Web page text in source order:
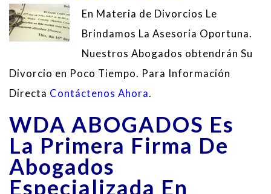
En Materia de Divorcios Le
Brindamos La Asesoria Oportuna.
Nuestros Abogados obtendrán Su
Divorcio en Poco Tiempo. Para Información
Directa Contáctenos Ahora.
WDA ABOGADOS Es
La Primera Firma De
Abogados
Especializada En